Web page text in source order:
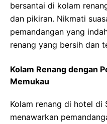
bersantai di kolam
dan pikiran. Nikmati
pemandangan yang
renang yang bersih dan
Kolam Renang dengan
Memukau
Kolam renang di hotel di
menawarkan